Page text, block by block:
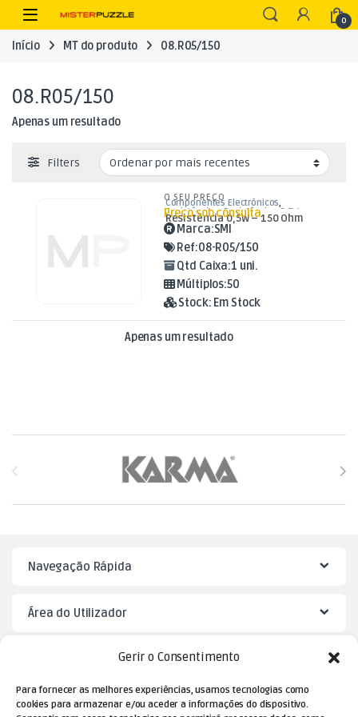
Gerir o Consentimento
Para fornecer as melhores experiências, usamos tecnologias como
cookies para armazenar e/ou aceder a informações do dispositivo.
Skip to navigation
Skip to content
Open 0
Início MT do produto 08.R05/150
08.R05/150
Apenas um resultado
Filters
Componentes Electrónicos,
Resistências,Resistências 0,5W
Resistência 0,5W – 150 Ohm
O SEU PREÇO
Preço sob consulta
Marca:SMI
Ref:08-R05/150
Qtd Caixa:1 uni.
Múltiplos:50
Stock: Em Stock
Apenas um resultado
Navegação Rápida
Área do Utilizador